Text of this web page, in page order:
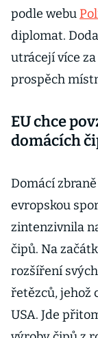
podle webu
diplomat.
utrácejí více
prospěch
EU chce
domácích
Domácí
evropskou
zintenzivnila
čipů. Na
rozšíření
řetězců, jehož
USA. Jde